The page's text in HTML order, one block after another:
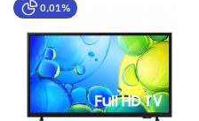
0,01%